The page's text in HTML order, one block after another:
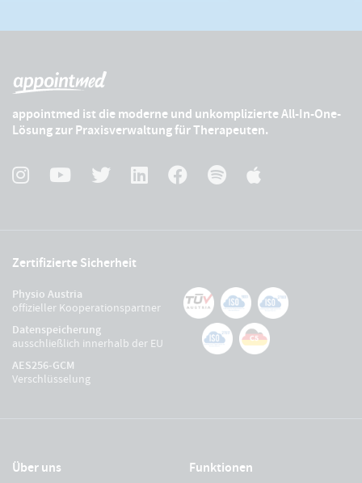
appointmed ist die moderne und unkomplizierte All-In-One-
Lösung zur Praxisverwaltung für Therapeuten.
Zertifizierte Sicherheit
Physio Austria
offizieller Kooperationspartner
Datenspeicherung
ausschließlich innerhalb der EU
AES256-GCM
Verschlüsselung
Über uns Funktionen